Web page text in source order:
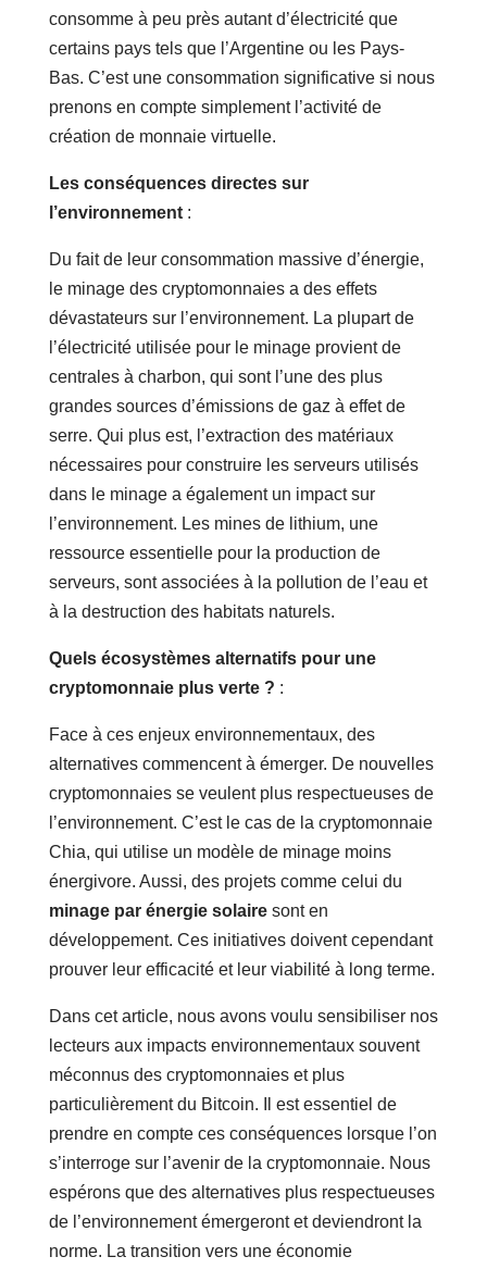
consomme à peu près autant d’électricité que
certains pays tels que l’Argentine ou les Pays-
Bas. C’est une consommation significative si nous
prenons en compte simplement l’activité de
création de monnaie virtuelle.
Les conséquences directes sur
l’environnement:
Du fait de leur consommation massive d’énergie,
le minage des cryptomonnaies a des effets
dévastateurs sur l’environnement. La plupart de
l’électricité utilisée pour le minage provient de
centrales à charbon, qui sont l’une des plus
grandes sources d’émissions de gaz à effet de
serre. Qui plus est, l’extraction des matériaux
nécessaires pour construire les serveurs utilisés
dans le minage a également un impact sur
l’environnement. Les mines de lithium, une
ressource essentielle pour la production de
serveurs, sont associées à la pollution de l’eau et
à la destruction des habitats naturels.
Quels écosystèmes alternatifs pour une
cryptomonnaie plus verte ? :
Face à ces enjeux environnementaux, des
alternatives commencent à émerger. De nouvelles
cryptomonnaies se veulent plus respectueuses de
l’environnement. C’est le cas de la cryptomonnaie
Chia, qui utilise un modèle de minage moins
énergivore. Aussi, des projets comme celui du
minage par énergie solairesont en
développement. Ces initiatives doivent cependant
prouver leur efficacité et leur viabilité à long terme.
Dans cet article, nous avons voulu sensibiliser nos
lecteurs aux impacts environnementaux souvent
méconnus des cryptomonnaies et plus
particulièrement du Bitcoin. Il est essentiel de
prendre en compte ces conséquences lorsque l’on
s’interroge sur l’avenir de la cryptomonnaie. Nous
espérons que des alternatives plus respectueuses
de l’environnement émergeront et deviendront la
norme. La transition vers une économie